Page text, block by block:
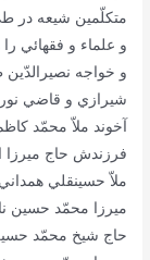
متكلّمين‌ شيعه‌ در
و علماء و فقهائي‌
و خواجه‌
شيرازي‌ و قاضي‌
آخوند ملاّ محمّد
فرزندش‌ حاج‌ ميرزا
ملاّ حسينقلي‌
ميرزا محمّد حسين‌
حاج‌ شيخ‌ محمّد